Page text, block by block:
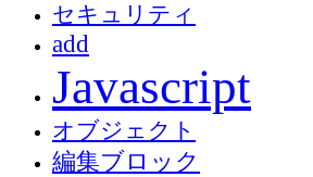
セキュリティ
add
Javascript
オブジェクト
編集ブロック